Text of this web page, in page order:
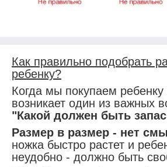
Как правильно подобрать
ребенку?
Когда мы покупаем ребенку
возникает один из важных
"Какой должен быть
Размер в размер - нет
ножка быстро растет и
неудобно - должно быть